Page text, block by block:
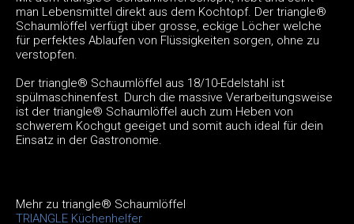
man Lebensmittel direkt aus dem Kochtopf. Der triangle®
Schaumlöffel verfügt über grosse, eckige Löcher welche
für perfektes Ablaufen von Flüssigkeiten sorgen, ohne zu
verstopfen.
Der triangle® Schaumlöffel aus 18/10-Edelstahl ist
spülmaschinenfest. Durch die massive Verarbeitungsweise
ist der triangle® Schaumlöffel auch zum Heben von
schwerem Kochgut geeiget und somit auch ideal für dein
Einsatz in der Gastronomie.
Mehr zu triangle® Schaumlöffel
TRIANGLE Küchenhelfer